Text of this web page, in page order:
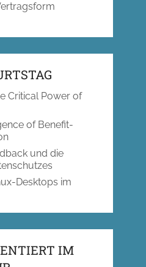
Critical Power of
of Benefit-
und die
Desktops im
IM